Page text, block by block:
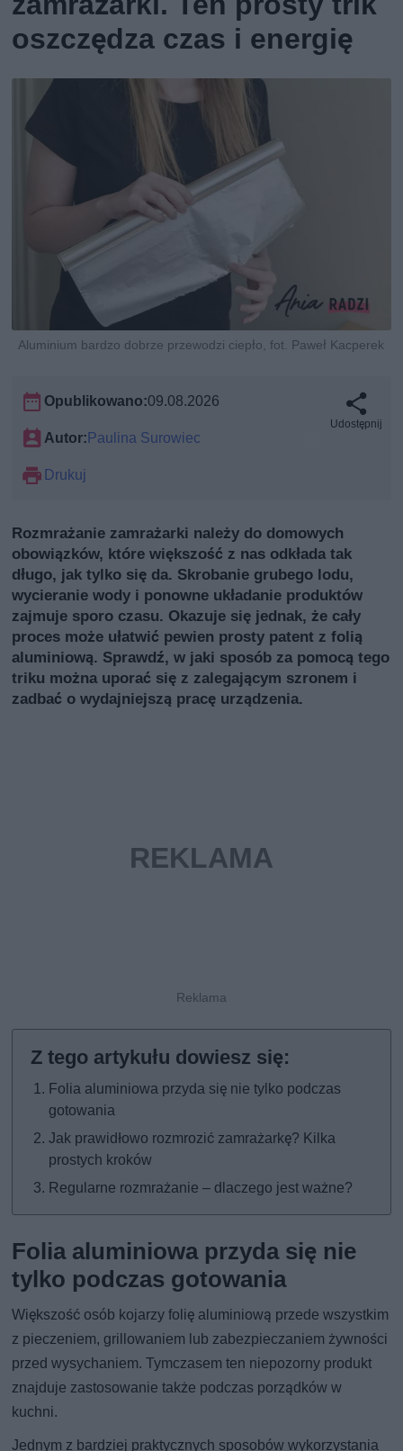
oszczędza czas i energię
Aluminium bardzo dobrze przewodzi ciepło, fot. Paweł Kacperek
Opublikowano:09.08.2026
Autor:Paulina Surowiec
Drukuj
Udostępnij
Rozmrażanie zamrażarki należy do domowych
obowiązków, które większość z nas odkłada tak
długo, jak tylko się da. Skrobanie grubego lodu,
wycieranie wody i ponowne układanie produktów
zajmuje sporo czasu. Okazuje się jednak, że cały
proces może ułatwić pewien prosty patent z folią
aluminiową. Sprawdź, w jaki sposób za pomocą tego
triku można uporać się z zalegającym szronem i
zadbać o wydajniejszą pracę urządzenia.
Folia aluminiowa przyda się nie tylko podczas
gotowania
Jak prawidłowo rozmrozić zamrażarkę? Kilka
prostych kroków
Regularne rozmrażanie – dlaczego jest ważne?
Folia aluminiowa przyda się nie
tylko podczas gotowania
Większość osób kojarzy folię aluminiową przede wszystkim
z pieczeniem, grillowaniem lub zabezpieczaniem żywności
przed wysychaniem. Tymczasem ten niepozorny produkt
znajduje zastosowanie także podczas porządków w
kuchni.
Jednym z bardziej praktycznych sposobów wykorzystania